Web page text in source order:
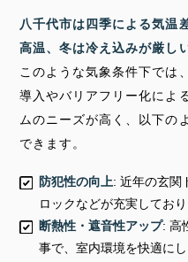
八千代市は四季による気温
高温、冬は冷え込みが厳し
このような気象条件下では
導入やバリアフリー化によ
ムのニーズが高く、以下の
できます。
防犯性の向上: 近年の玄関
ロックなどが充実してお
断熱性・遮音性アップ: 高
事で、室内環境を快適に